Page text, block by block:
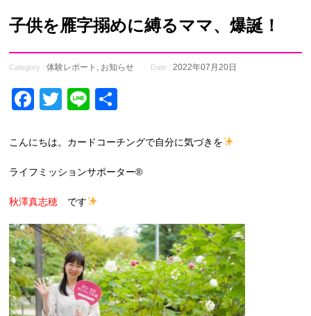
子供を雁字搦めに縛るママ、爆誕！
Category :体験レポート , お知らせ Date : 2022年07月20日
Facebook
Twitter
Line
こんにちは。カードコーチングで自分に気づきを
ライフミッションサポーター®
秋澤真志穂 です